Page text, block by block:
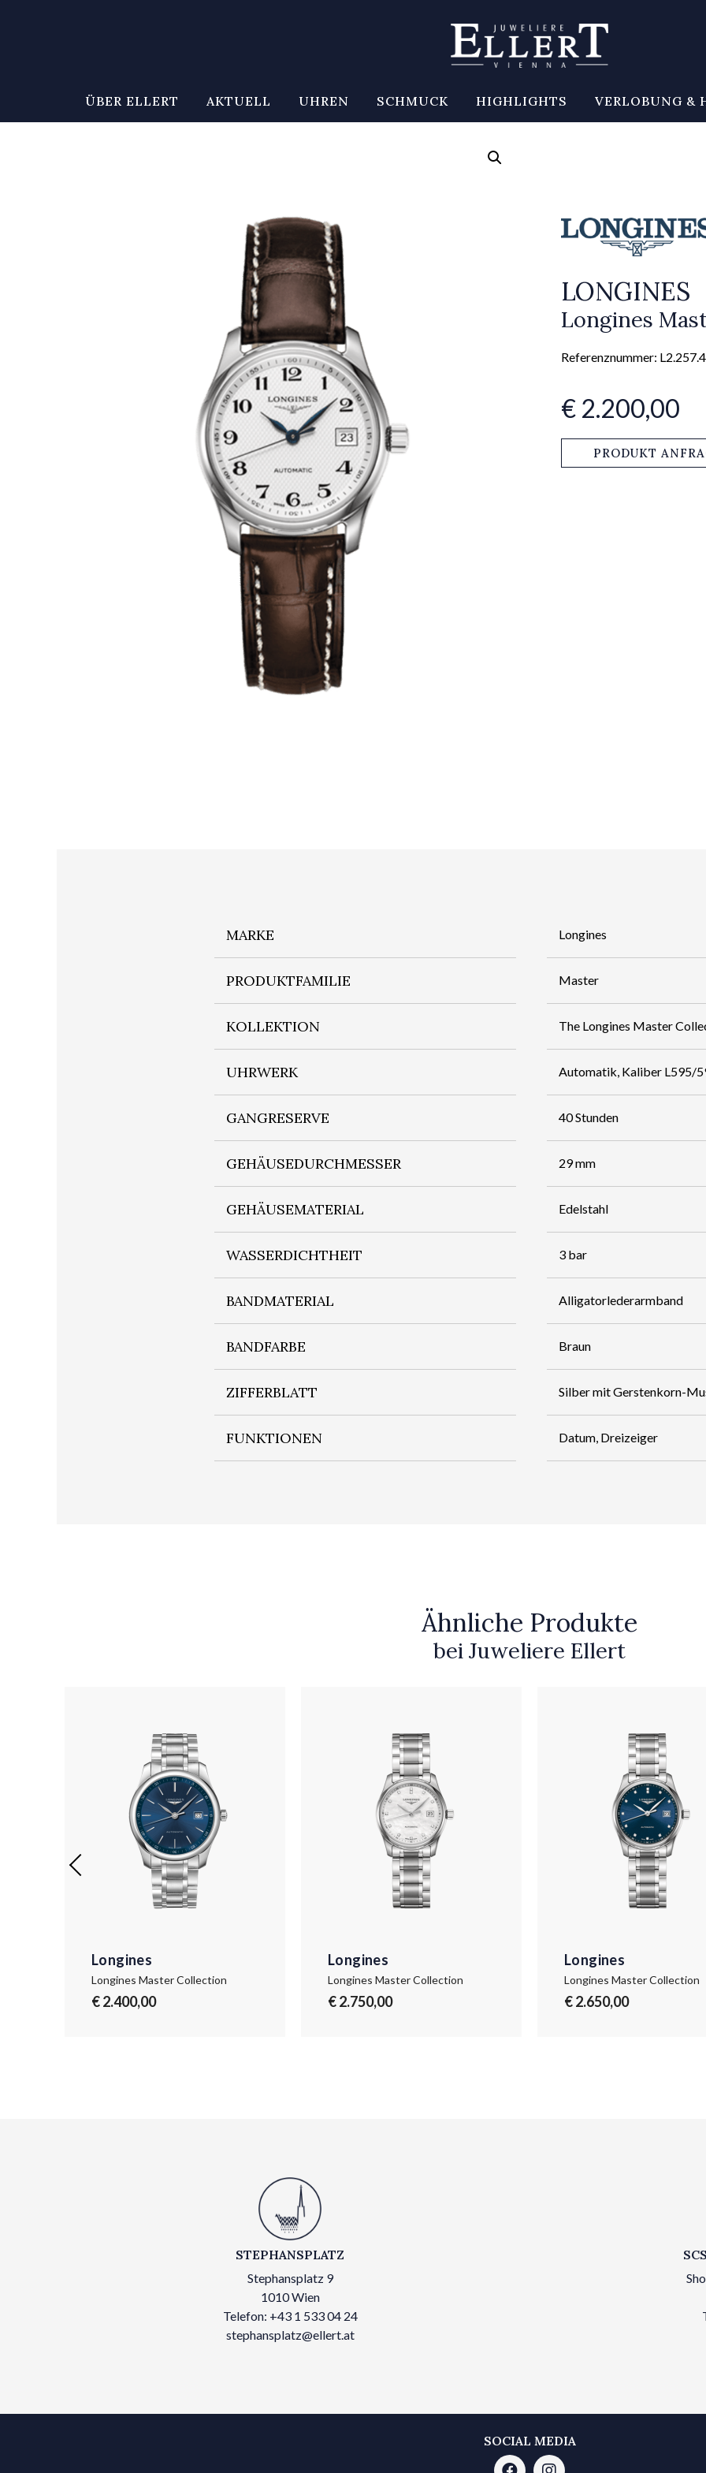
ÜBER ELLERT AKTUELL UHREN SCHMUCK HIGHLIGHTS VERLOBUNG &
LONGINES
Longines
Referenznummer:
€ 2.200,00
PRODUKT
MARKE Longines
PRODUKTFAMILIE Master
KOLLEKTION The Longines Master
UHRWERK Automatik, Kaliber L595/
GANGRESERVE 40 Stunden
GEHÄUSEDURCHMESSER 29 mm
GEHÄUSEMATERIAL Edelstahl
WASSERDICHTHEIT 3 bar
BANDMATERIAL Alligatorlederarmband
BANDFARBE Braun
ZIFFERBLATT Silber mit Gerstenkorn-
FUNKTIONEN Datum, Dreizeiger
Ähnliche Produkte
bei Juweliere Ellert
Longines
Longines Master Collection
€ 2.400,00
Longines
Longines Master Collection
€ 2.750,00
Longines
Longines Master Collection
€ 2.650,00
STEPHANSPLATZ
Stephansplatz 9
1010 Wien
Telefon: +43 1 533 04 24
stephansplatz@ellert.at
SOCIAL MEDIA